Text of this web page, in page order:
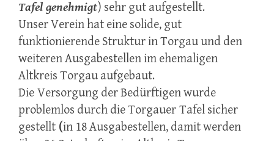
Tafel genehmigt) sehr gut aufgestellt.
Unser Verein hat eine solide, gut
funktionierende Struktur in Torgau und den
weiteren Ausgabestellen im ehemaligen
Altkreis Torgau aufgebaut.
Die Versorgung der Bedürftigen wurde
problemlos durch die Torgauer Tafel sicher
gestellt (in 18 Ausgabestellen, damit werden